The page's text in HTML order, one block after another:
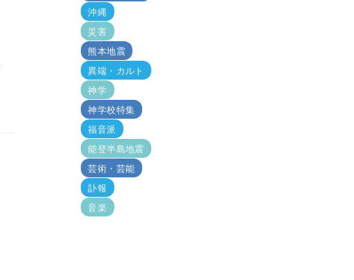
沖縄
災害
熊本地震
異端・カルト
神学
神学校特集
福音派
能登半島地震
芸術・芸能
訃報
音楽